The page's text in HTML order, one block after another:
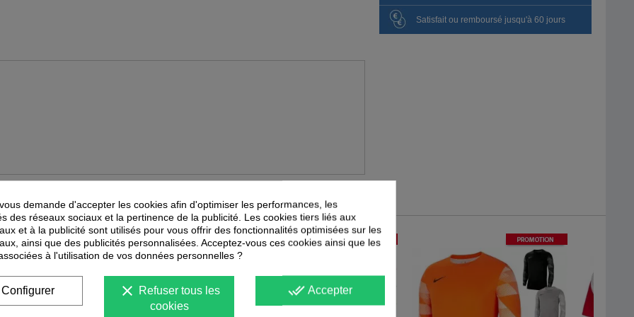
Satisfait ou remboursé jusqu'à 60 jours
ÉGALEMENT VOUS INTÉRESSER
-40% PROMOTION
-50 % PROMOTION
-40% PROMOTION
-40%
demande d'accepter les cookies afin d'optimiser les performances, les
des réseaux sociaux et la pertinence de la publicité. Les cookies tiers liés aux
et à la publicité sont utilisés pour vous offrir des fonctionnalités optimisées sur les
ainsi que des publicités personnalisées. Acceptez-vous ces cookies ainsi que les
à l'utilisation de vos données personnelles ?
done_all Accepter
clear Refuser tous les
cookies
Configurer